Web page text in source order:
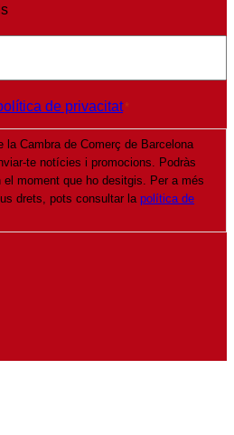
de privacitat *
la Cambra de Comerç de Barcelona
te notícies i promocions. Podràs
el moment que ho desitgis. Per a més
drets, pots consultar la política de